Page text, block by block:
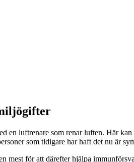
en luftrenare som renar luften. Här
som tidigare har haft det nu är
för att därefter hjälpa